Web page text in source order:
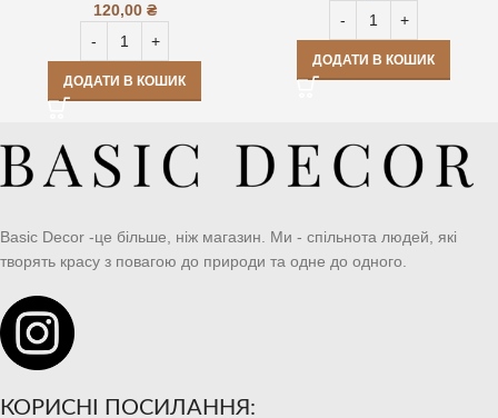
120,00 ₴
ДОДАТИ В КОШИК
ДОДАТИ В КОШИК
Basic Decor -це більше, ніж магазин. Ми - спільнота людей, які
творять красу з повагою до природи та одне до одного.
КОРИСНІ ПОСИЛАННЯ: